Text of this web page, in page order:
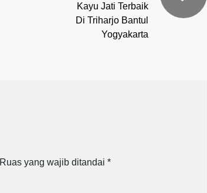
Kayu Jati Terbaik
Di Triharjo Bantul
Yogyakarta
Ruas yang wajib ditandai *